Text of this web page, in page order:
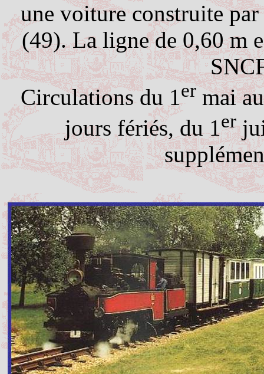
une voiture construite
(49). La ligne de 0,60 m
Circulations du 1ermai
jours fériés, du 1er